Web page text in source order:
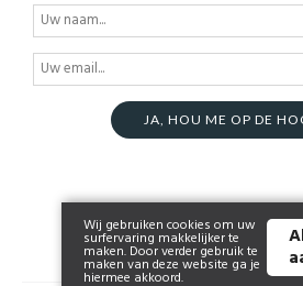
JA, HOU ME OP DE
Wij gebruiken cookies om uw
surfervaring makkelijker te
maken. Door verder gebruik te
maken van deze website ga je
hiermee akkoord.